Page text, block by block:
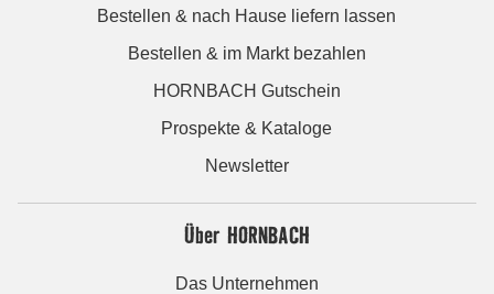
Bestellen & nach Hause liefern lassen
Bestellen & im Markt bezahlen
HORNBACH Gutschein
Prospekte & Kataloge
Newsletter
Über HORNBACH
Das Unternehmen